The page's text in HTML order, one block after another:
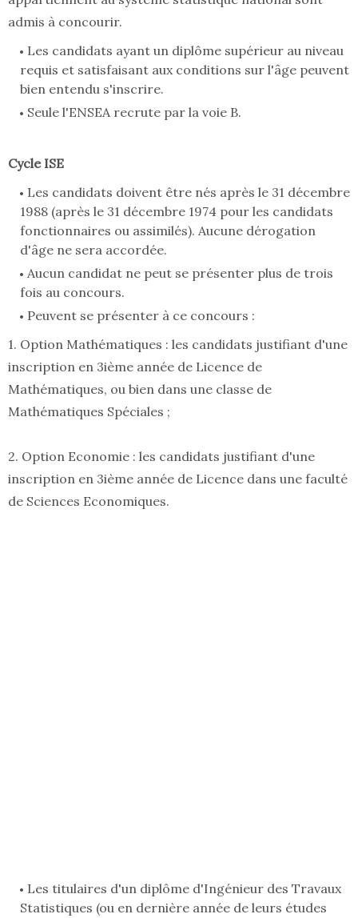
admis à concourir.
Les candidats ayant un diplôme supérieur au niveau
requis et satisfaisant aux conditions sur l'âge peuvent
bien entendu s'inscrire.
Seule l'ENSEA recrute par la voie B.
Cycle ISE
Les candidats doivent être nés après le 31 décembre
1988 (après le 31 décembre 1974 pour les candidats
fonctionnaires ou assimilés). Aucune dérogation
d'âge ne sera accordée.
Aucun candidat ne peut se présenter plus de trois
fois au concours.
Peuvent se présenter à ce concours :
1. Option Mathématiques : les candidats justifiant d'une
inscription en 3ième année de Licence de
Mathématiques, ou bien dans une classe de
Mathématiques Spéciales ;
2. Option Economie : les candidats justifiant d'une
inscription en 3ième année de Licence dans une faculté
de Sciences Economiques.
Les titulaires d'un diplôme d'Ingénieur des Travaux
Statistiques (ou en dernière année de leurs études